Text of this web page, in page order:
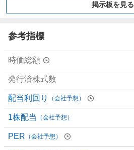
た
い
5
%
、
買
い
た
い
%
、
掲示板を見る
参考指標
時価総額
発行済株式数
配当利回り （会社予想）
1株配当 （会社予想）
PER （会社予想）